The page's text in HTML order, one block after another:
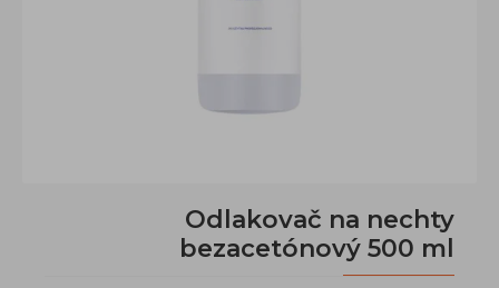
Odlakovač na nechty
bezacetónový 500 ml